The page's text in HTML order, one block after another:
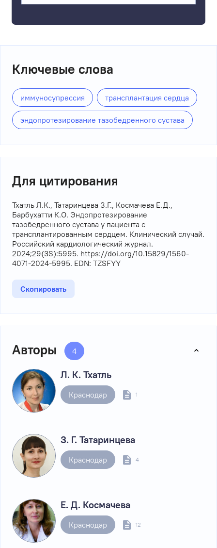
Ключевые слова
иммуносупрессия трансплантация сердца
эндопротезирование тазобедренного сустава
Для цитирования
Тхатль Л.К., Татаринцева З.Г., Космачева Е.Д.,
Барбухатти К.О. Эндопротезирование
тазобедренного сустава у пациента с
трансплантированным сердцем. Клинический случай.
Российский кардиологический журнал.
2024;29(3S):5995. https://doi.org/10.15829/1560-
4071-2024-5995. EDN: TZSFYY
Скопировать
Авторы 4
Л. К. Тхатль
Краснодар 1
З. Г. Татаринцева
Краснодар 4
Е. Д. Космачева
Краснодар 12